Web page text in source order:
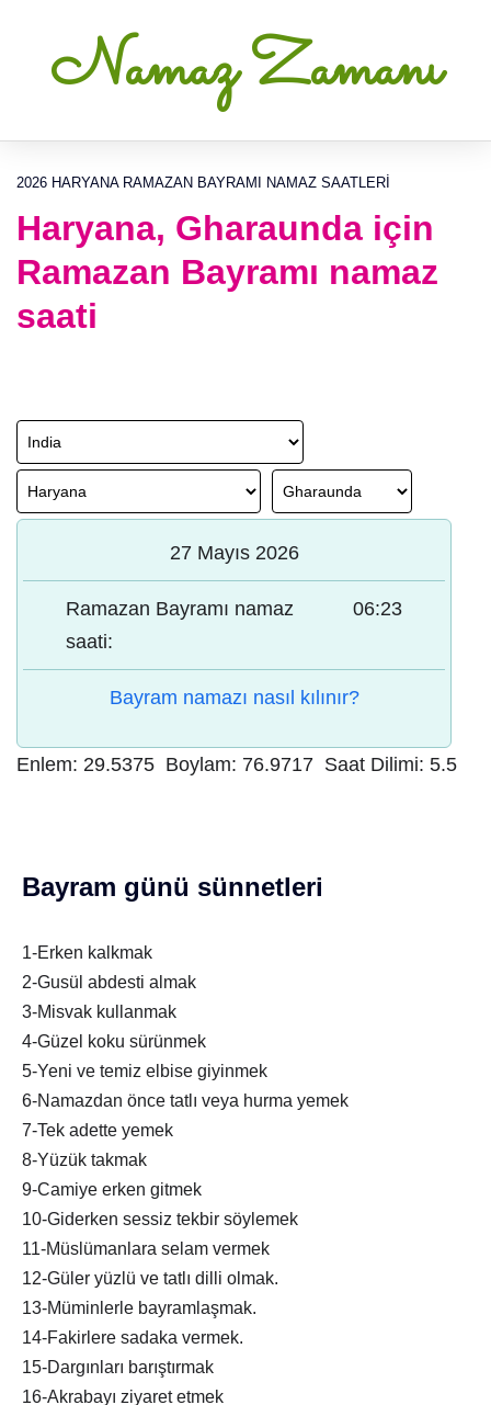
Namaz Zamanı
2026 HARYANA RAMAZAN BAYRAMI NAMAZ SAATLERI
Haryana, Gharaunda için
Ramazan Bayramı namaz
saati
27 Mayıs 2026
Ramazan Bayramı namaz
saati:
06:23
Bayram namazı nasıl kılınır?
Enlem: 29.5375 Boylam: 76.9717 Saat Dilimi: 5.5
Bayram günü sünnetleri
1-Erken kalkmak
2-Gusül abdesti almak
3-Misvak kullanmak
4-Güzel koku sürünmek
5-Yeni ve temiz elbise giyinmek
6-Namazdan önce tatlı veya hurma yemek
7-Tek adette yemek
8-Yüzük takmak
9-Camiye erken gitmek
10-Giderken sessiz tekbir söylemek
11-Müslümanlara selam vermek
12-Güler yüzlü ve tatlı dilli olmak.
13-Müminlerle bayramlaşmak.
14-Fakirlere sadaka vermek.
15-Dargınları barıştırmak
16-Akrabayı ziyaret etmek